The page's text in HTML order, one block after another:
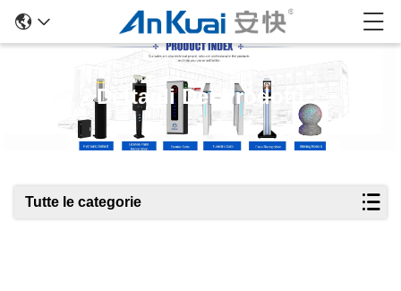
Dettagli Dei Prodotti
Tutte le categorie